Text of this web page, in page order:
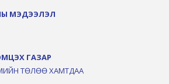
МЭДЭЭЛЭЛ
ГАЗАР
ТӨЛӨӨ ХАМТДАА